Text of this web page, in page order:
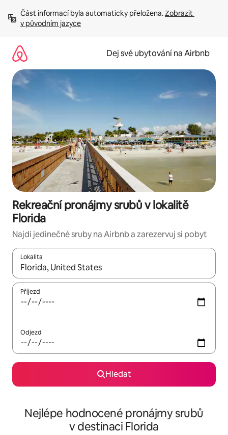
obsah
Část informací byla automaticky přeložena. Zobrazit
v původním jazyce
Dej své ubytování na Airbnb
Rekreační pronájmy srubů v lokalitě
Florida
Najdi jedinečné sruby na Airbnb a zarezervuj si pobyt
Lokalita
Až budou výsledky k dispozici, můžeš si je procházet pomocí
Příjezd
Odjezd
Hledat
Nejlépe hodnocené pronájmy srubů
v destinaci Florida